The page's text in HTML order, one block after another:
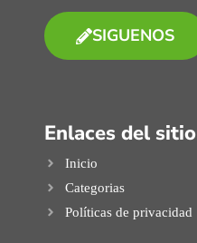
SIGUENOS
Enlaces del sitio
Inicio
Categorias
Políticas de privacidad